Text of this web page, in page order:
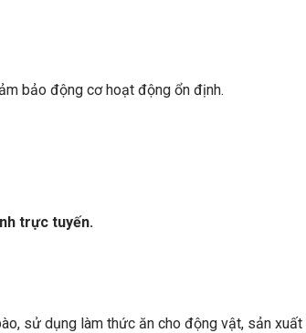
bảo động cơ hoạt động ổn định.
trực tuyến.
sử dụng làm thức ăn cho động vật, sản xuất